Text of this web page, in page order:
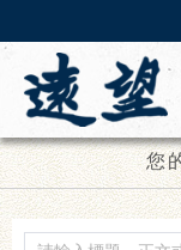
您